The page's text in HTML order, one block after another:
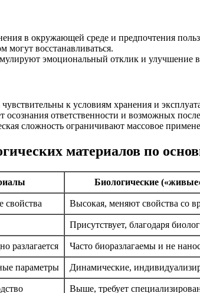
в окружающей среде и предпочтения
могут восстанавливаться.
эмоциональный отклик и улучшение
к условиям хранения и
осознания ответственности и возможных
сложность ограничивают массовое
материалов по
Биологические
Высокая, меняют свойства со
Присутствует, благодаря
разлагается Часто биоразлагаемы и не
параметры Динамические,
Выше, требует